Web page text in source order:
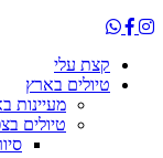
קצת עלי
טיולים בארץ
מעיינות
טיולים